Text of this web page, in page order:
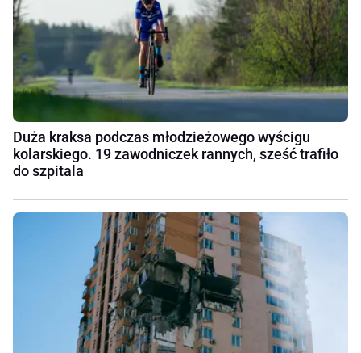
Duża kraksa podczas młodzieżowego wyścigu
kolarskiego. 19 zawodniczek rannych, sześć trafiło
do szpitala